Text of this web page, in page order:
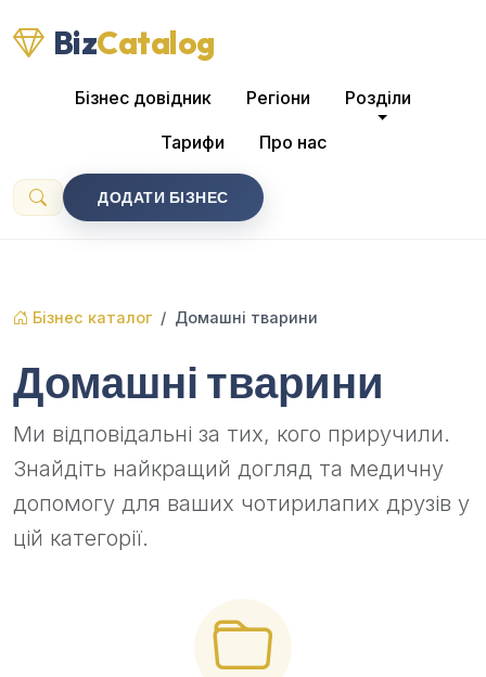
BizCatalog
Бізнес довідник Регіони Розділи
Тарифи Про нас
ДОДАТИ БІЗНЕС
Бізнес каталог Домашні тварини
Домашні тварини
Ми відповідальні за тих, кого приручили.
Знайдіть найкращий догляд та медичну
допомогу для ваших чотирилапих друзів у
цій категорії.